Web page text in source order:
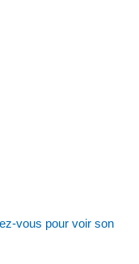
vous pour voir son